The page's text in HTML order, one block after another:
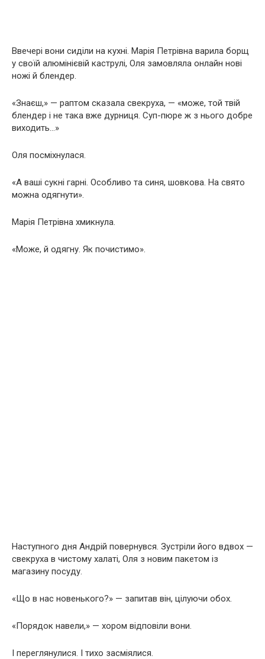
Ввечері вони сиділи на кухні. Марія Петрівна варила борщ
у своїй алюмінієвій каструлі, Оля замовляла онлайн нові
ножі й блендер.
«Знаєш,» — раптом сказала свекруха, — «може, той твій
блендер і не така вже дурниця. Суп-пюре ж з нього добре
виходить…»
Оля посміхнулася.
«А ваші сукні гарні. Особливо та синя, шовкова. На свято
можна одягнути».
Марія Петрівна хмикнула.
«Може, й одягну. Як почистимо».
Наступного дня Андрій повернувся. Зустріли його вдвох —
свекруха в чистому халаті, Оля з новим пакетом із
магазину посуду.
«Що в нас новенького?» — запитав він, цілуючи обох.
«Порядок навели,» — хором відповіли вони.
І переглянулися. І тихо засміялися.